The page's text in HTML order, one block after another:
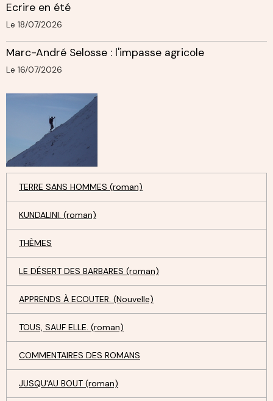
Ecrire en été
Le 18/07/2026
Marc-André Selosse : l'impasse agricole
Le 16/07/2026
TERRE SANS HOMMES (roman)
KUNDALINI. (roman)
THÈMES
LE DÉSERT DES BARBARES (roman)
APPRENDS À ECOUTER. (Nouvelle)
TOUS, SAUF ELLE. (roman)
COMMENTAIRES DES ROMANS
JUSQU'AU BOUT (roman)